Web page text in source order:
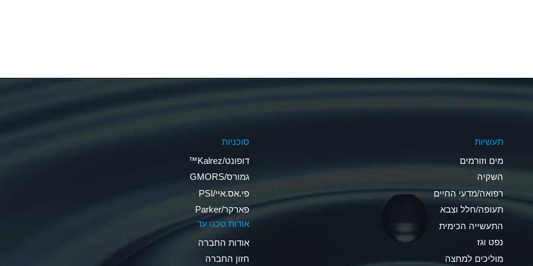
A
B
A
תעשיות
מים וזורמים
השקיה
רפואה/מדעי החיים
תעופה/חלל וצבא
התעשייה הכימית
נפט וגז
מוליכים למחצה
סוכניות
דופונט/Kalrez™
גמורס/GMORS
פי.אס.איי/PSI
פארקר/Parker
אודות טכנו עד
אודות החברה
חזון החברה